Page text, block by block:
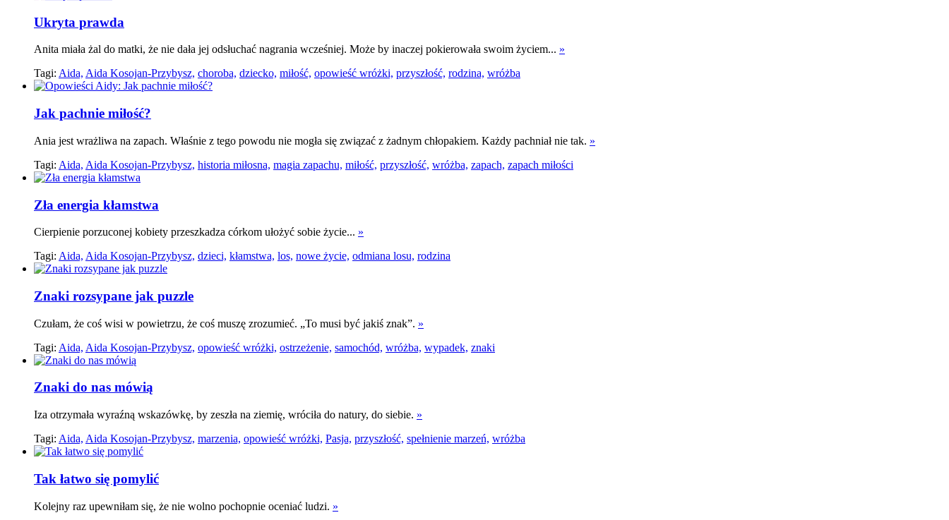
Ukryta prawda
Anita miała żal do matki, że nie dała jej odsłuchać nagrania wcześniej. Może by inaczej pokierowała swoim życiem... »
Tagi: Aida, Aida Kosojan-Przybysz, choroba, dziecko, miłość, opowieść wróżki, przyszłość, rodzina, wróżba
Jak pachnie miłość?
Ania jest wrażliwa na zapach. Właśnie z tego powodu nie mogła się związać z żadnym chłopakiem. Każdy pachniał nie tak. »
Tagi: Aida, Aida Kosojan-Przybysz, historia miłosna, magia zapachu, miłość, przyszłość, wróżba, zapach, zapach miłości
Zła energia kłamstwa
Cierpienie porzuconej kobiety przeszkadza córkom ułożyć sobie życie... »
Tagi: Aida, Aida Kosojan-Przybysz, dzieci, kłamstwa, los, nowe życie, odmiana losu, rodzina
Znaki rozsypane jak puzzle
Czułam, że coś wisi w powietrzu, że coś muszę zrozumieć. „To musi być jakiś znak”. »
Tagi: Aida, Aida Kosojan-Przybysz, opowieść wróżki, ostrzeżenie, samochód, wróżba, wypadek, znaki
Znaki do nas mówią
Iza otrzymała wyraźną wskazówkę, by zeszła na ziemię, wróciła do natury, do siebie. »
Tagi: Aida, Aida Kosojan-Przybysz, marzenia, opowieść wróżki, Pasja, przyszłość, spełnienie marzeń, wróżba
Tak łatwo się pomylić
Kolejny raz upewniłam się, że nie wolno pochopnie oceniać ludzi. »